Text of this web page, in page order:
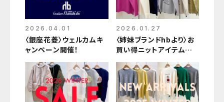
2026.04.01
〈銀座花菱〉ウェルカムキ
ャンペーン開催！
2026.01.27
〈姉妹ブランドhbより〉お
買い得ニットアイテムをご
紹介♪